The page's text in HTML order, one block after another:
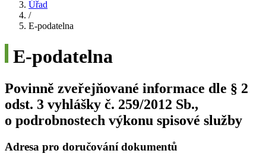
Úřad
/
E-podatelna
E-podatelna
Povinně zveřejňované informace dle § 2
odst. 3 vyhlášky č. 259/2012 Sb.,
o podrobnostech výkonu spisové služby
Adresa pro doručování dokumentů